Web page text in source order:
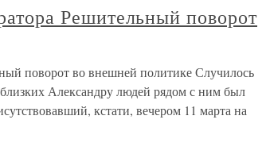
Решительный поворот
поворот во внешней политике Случилось
Александру людей рядом с ним был
кстати, вечером 11 марта на